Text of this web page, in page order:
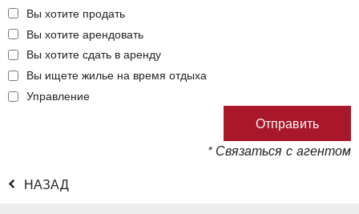
Вы хотите продать
Вы хотите арендовать
Вы хотите сдать в аренду
Вы ищете жилье на время отдыха
Управление
* Связаться с агентом
НАЗАД